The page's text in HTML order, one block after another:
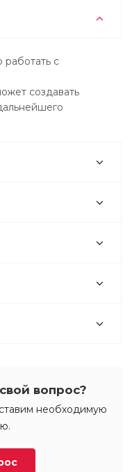
с
создавать
вопрос?
необходимую